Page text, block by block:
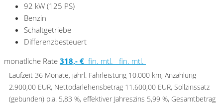
92 kW (125 PS)
Benzin
Schaltgetriebe
Differenzbesteuert
monatliche Rate 318,- € fin. mtl. fin. mtl.
Laufzeit 36 Monate, jährl. Fahrleistung 10.000 km, Anzahlung
2.900,00 EUR, Nettodarlehensbetrag 11.600,00 EUR, Sollzinssatz
(gebunden) p.a. 5,83 %, effektiver Jahreszins 5,99 %, Gesamtbetrag